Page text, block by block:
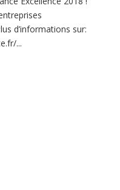
d’informations sur:
...